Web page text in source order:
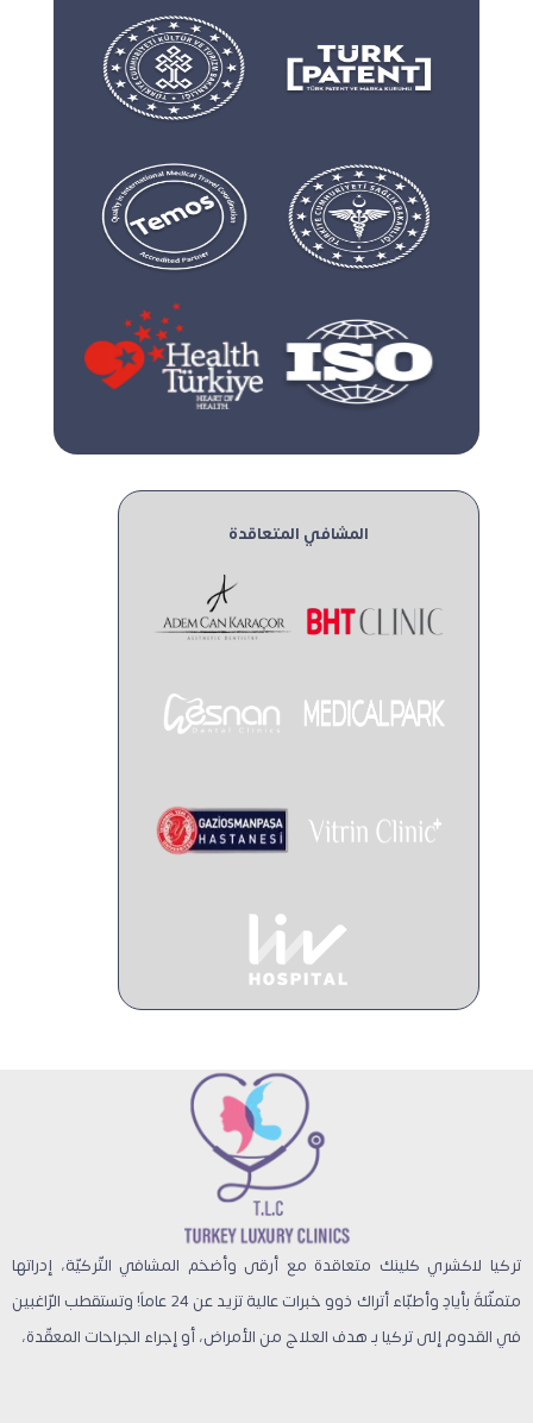
المشافي المتعاقدة
تركيا لاكشري كلينك متعاقدة مع أرقى وأضخم المشافي التّركيّة، إدراتها
متمثّلةً بأيادٍ وأطبّاء أتراك ذوو خبرات عالية تزيد عن 24 عاماً! وتستقطب الرّاغبين
في القدوم إلى تركيا بـ هدف العلاج من الأمراض، أو إجراء الجراحات المعقّدة،